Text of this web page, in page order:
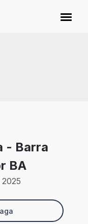
- Barra
BA